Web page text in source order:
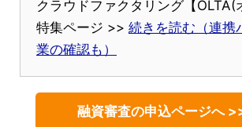
クラウドファクタリング【OLTA(
特集ページ >> 続きを読む（連携
業の確認も）
融資審査の申込ページへ